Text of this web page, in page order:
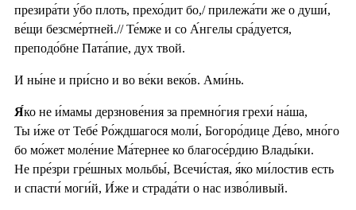
презира́ти у́бо плоть, прехо́дит бо,/ прилежа́ти же о души́,
ве́щи безсме́ртней.// Те́мже и со А́нгелы сра́дуется,
преподо́бне Пата́пие, дух твой.
И ны́не и при́сно и во ве́ки веко́в. Ами́нь.
Я́ко не и́мамы дерзнове́ния за премно́гия грехи́ на́ша,
Ты и́же от Тебе́ Ро́ждшагося моли́, Богоро́дице Де́во, мно́го
бо мо́жет моле́ние Ма́тернее ко благосе́рдию Влады́ки.
Не пре́зри гре́шных мольбы́, Всечи́стая, я́ко ми́лостив есть
и спасти́ моги́й, И́же и страда́ти о нас изво́ливый.